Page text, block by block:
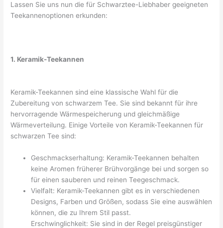
Lassen Sie uns nun die für Schwarztee-Liebhaber geeigneten
Teekannenoptionen erkunden:
1. Keramik-Teekannen
Keramik-Teekannen sind eine klassische Wahl für die
Zubereitung von schwarzem Tee. Sie sind bekannt für ihre
hervorragende Wärmespeicherung und gleichmäßige
Wärmeverteilung. Einige Vorteile von Keramik-Teekannen für
schwarzen Tee sind:
Geschmackserhaltung: Keramik-Teekannen behalten
keine Aromen früherer Brühvorgänge bei und sorgen so
für einen sauberen und reinen Teegeschmack.
Vielfalt: Keramik-Teekannen gibt es in verschiedenen
Designs, Farben und Größen, sodass Sie eine auswählen
können, die zu Ihrem Stil passt.
Erschwinglichkeit: Sie sind in der Regel preisgünstiger